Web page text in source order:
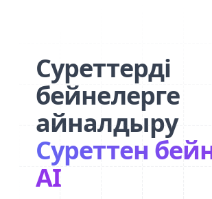
Суреттерді
бейнелерге
айналдыру
Суреттен
AI